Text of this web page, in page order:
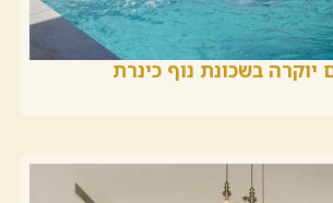
בשכונת נוף כינרת